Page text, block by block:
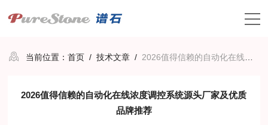
当前位置：首页 /技术文章 / 2026值得信赖的自动化在线浓度调控系统源头厂家及优质品牌推荐
2026值得信赖的自动化在线浓度调控系统源头厂家及优质
品牌推荐